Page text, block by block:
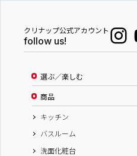
クリナップ公式アカウント
follow us!
選ぶ／楽しむ
商品
キッチン
バスルーム
洗面化粧台